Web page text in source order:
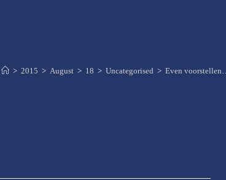
> 2015 > August > 18 > Uncategorised > Even voorstellen…